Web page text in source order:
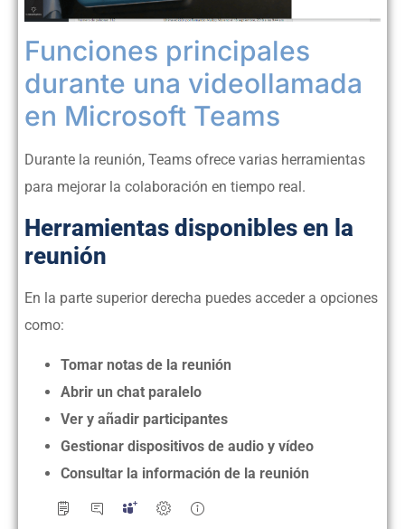
Funciones principales
durante una videollamada
en Microsoft Teams
Durante la reunión, Teams ofrece varias herramientas
para mejorar la colaboración en tiempo real.
Herramientas disponibles en la
reunión
En la parte superior derecha puedes acceder a opciones
como:
Tomar notas de la reunión
Abrir un chat paralelo
Ver y añadir participantes
Gestionar dispositivos de audio y vídeo
Consultar la información de la reunión